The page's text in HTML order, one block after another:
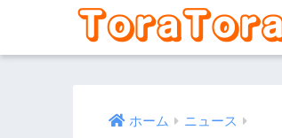
ホーム ニュース